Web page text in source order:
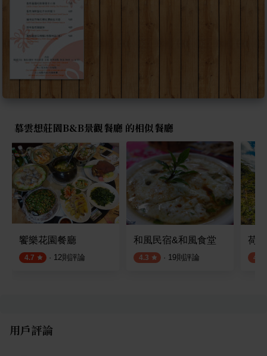
慕雲想莊園B&B景觀餐廳 的相似餐廳
饗樂花園餐廳
4.7 · 12則評論
和風民宿&和風食堂
4.3 · 19則評論
荷
4.3
用戶評論